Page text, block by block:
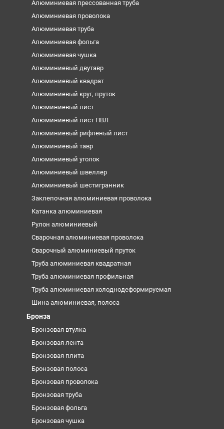
Алюминиевая прессованная труба
Алюминиевая проволока
Алюминиевая труба
Алюминиевая фольга
Алюминиевая чушка
Алюминиевый двутавр
Алюминиевый квадрат
Алюминиевый круг, пруток
Алюминиевый лист
Алюминиевый лист ПВЛ
Алюминиевый рифленый лист
Алюминиевый тавр
Алюминиевый уголок
Алюминиевый швеллер
Алюминиевый шестигранник
Заклепочная алюминиевая проволока
Катанка алюминиевая
Рулон алюминиевый
Сварочная алюминиевая проволока
Сварочный алюминиевый пруток
Труба алюминиевая квадратная
Труба алюминиевая профильная
Труба алюминиевая холоднодеформируемая
Шина алюминиевая, полоса
Бронза
Бронзовая втулка
Бронзовая лента
Бронзовая плита
Бронзовая полоса
Бронзовая проволока
Бронзовая труба
Бронзовая фольга
Бронзовая чушка